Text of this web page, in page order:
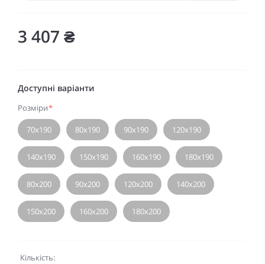
3 407 ₴
Доступні варіанти
Розміри*
70х190 80х190 90х190 120х190
140х190 150х190 160х190 180х190
80х200 90х200 120х200 140х200
150х200 160х200 180х200
Кількість: